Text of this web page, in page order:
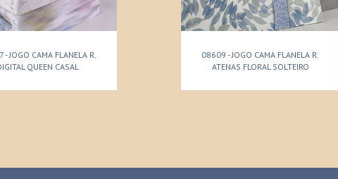
- JOGO CAMA FLANELA R.
QUEEN CASAL
08609 - JOGO CAMA FLANELA R.
ATENAS FLORAL SOLTEIRO